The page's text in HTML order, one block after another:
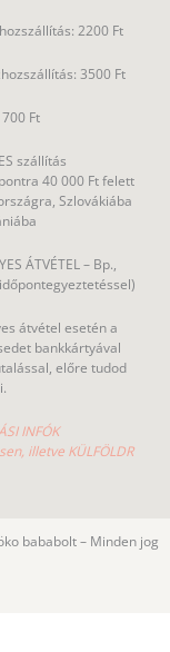
2200 Ft
3500 Ft
Ft
szállítás
40 000 Ft felett
Szlovákiába
ÁTVÉTEL – Bp.,
átvétel esetén a
bankkártyával
előre tudod
INFÓK
illetve KÜLFÖLDR
bababolt – Minden jog